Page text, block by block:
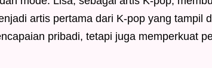
artis pertama dari K-pop yang tampil
pribadi, tetapi juga memperkuat